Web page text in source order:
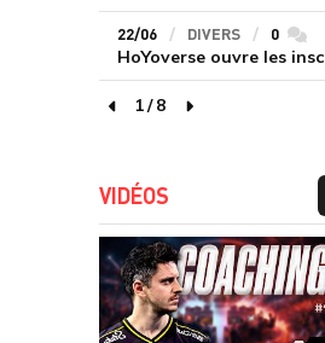
22/06 DIVERS 0
page précédente
1/8
page suivante
VIDÉOS